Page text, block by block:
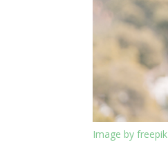
Image by freepik